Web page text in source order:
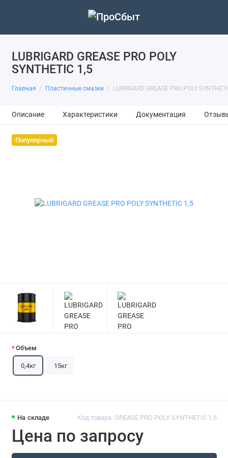
LUBRIGARD GREASE PRO POLY
SYNTHETIC 1,5
Главная Пластичные смазки LUBRIGARD GREASE PRO POLY
Описание Характеристики Документация
Популярный
На складе Код товара: GREASE PRO POLY SYNTHETIC 1,5
Цена по запросу
Объем
0,4кг 15кг